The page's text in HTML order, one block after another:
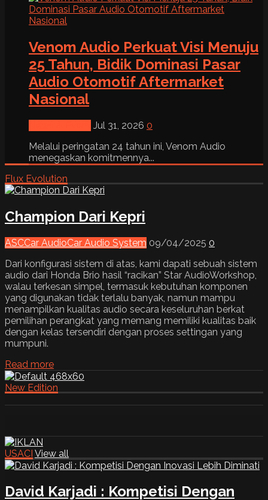
Venom Audio Perkuat Visi Menuju
25 Tahun, Bidik Dominasi Pasar
Audio Otomotif Aftermarket
Nasional
Jul 31, 2026 0
Melalui peringatan 24 tahun ini, Venom Audio
menegaskan komitmennya...
Flux Evolution
Champion Dari Kepri
ASCCar AudioCar Audio System 09/04/2025 0
Dari konfigurasi sistem di atas, kami dapati sebuah sistem
audio dari Honda Brio hasil “racikan” Star AudioWorkshop,
walau terkesan simpel, termasuk kebutuhan komponen
yang digunakan tidak terlalu banyak, namun mampu
menampilkan kualitas audio secara keseluruhan berkat
pemilihan perangkat yang memang memiliki kualitas baik
dengan kelas tersendiri dengan proses settingan yang
mumpuni.
Read more
New Edition
USACI View all
David Karjadi : Kompetisi Dengan